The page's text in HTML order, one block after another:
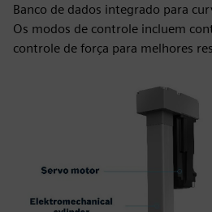
Banco de dados integrado para
Os modos de controle incluem
controle de força para melhores